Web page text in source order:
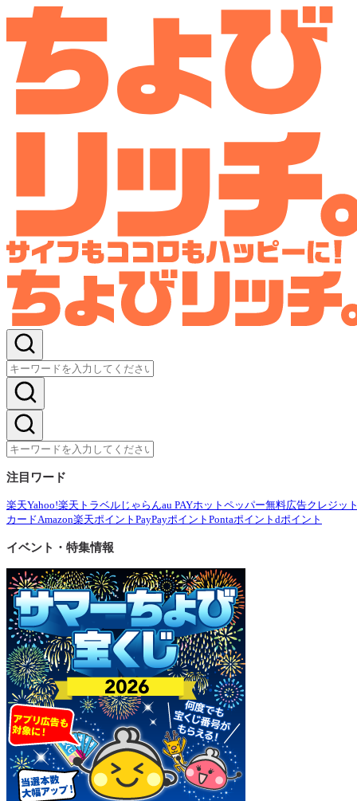
注目ワード
楽天Yahoo!楽天トラベル じゃらんau PAYホットペッパー無料広告クレジッ
カードAmazon楽天ポイント PayPayポイント Pontaポイント dポイント
イベント・特集情報